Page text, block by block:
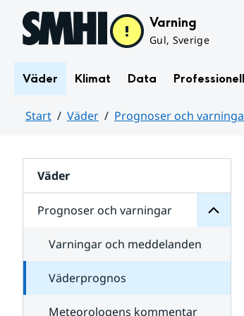
Hoppa till sidans innehåll Varning
Gul, Sverige
Väder Klimat Data
Start Väder Prognoser och
Väder
Prognoser och varningar
för
varningar
Varningar och meddelanden
Väderprognos
Meteorologens kommentar